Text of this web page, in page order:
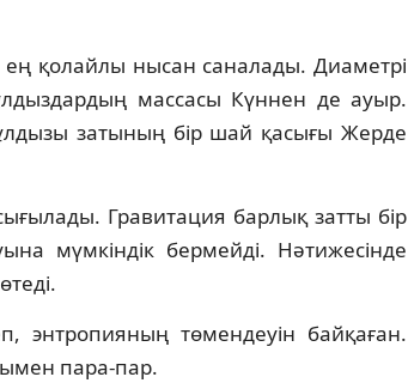
қолайлы нысан саналады. Диаметрі
массасы Күннен де ауыр.
затының бір шай қасығы Жерде
Гравитация барлық затты бір
мүмкіндік бермейді. Нәтижесінде
энтропияның төмендеуін байқаған.
пара-пар.